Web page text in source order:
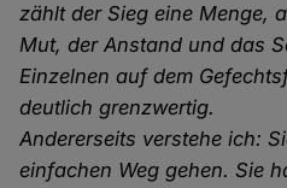
zählt der Sieg eine Menge,
Mut, der Anstand und das
Einzelnen auf dem
deutlich grenzwertig.
Andererseits verstehe ich:
einfachen Weg gehen. Sie